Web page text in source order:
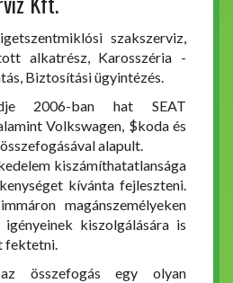
szakszerviz,
alkatrész, Karosszéria -
Biztosítási ügyintézés.
2006-ban hat SEAT
Volkswagen, $koda és
alapult.
kiszámíthatatlansága
kívánta fejleszteni.
magánszemélyeken
kiszolgálására is
fektetni.
összefogás egy olyan